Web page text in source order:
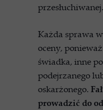
przesłuchiwanej.
Każda sprawa
oceny,
świadka, inne
podejrzanego
oskarżonego.
prowadzić do